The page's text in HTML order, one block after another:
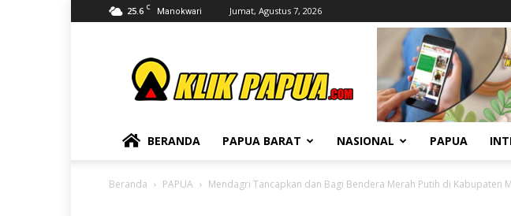
25.6 C Manokwari Jumat, Agustus 7, 2026
BERANDA PAPUA BARAT NASIONAL PAPUA
Beranda PAPUA Mendagri Tancapkan dan Bagi Bendera Merah Putih di Kabupaten